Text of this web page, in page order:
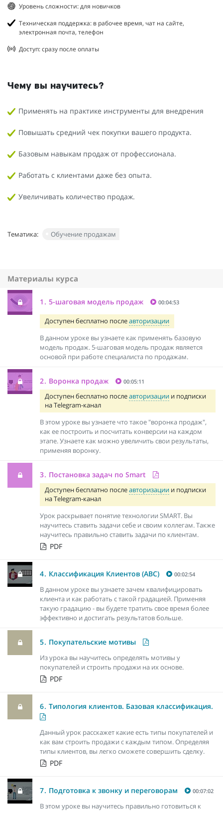
Уровень сложности: для новичков
Техническая поддержка: в рабочее время, чат на сайте,
электронная почта, телефон
Доступ: сразу после оплаты
Чему вы научитесь?
Применять на практике инструменты для внедрения
Повышать средний чек покупки вашего продукта.
Базовым навыкам продаж от профессионала.
Работать с клиентами даже без опыта.
Увеличивать количество продаж.
Тематика: Обучение продажам
Материалы курса
1. 5-шаговая модель продаж 00:04:53
Доступен бесплатно послеавторизации
В данном уроке вы узнаете как применять базовую
модель продаж. 5-шаговая модель продаж является
основой при работе специалиста по продажам.
2. Воронка продаж 00:05:11
Доступен бесплатно послеавторизации и подписки
на Telegram-канал
В этом уроке вы узнаете что такое "воронка продаж",
как ее построить и посчитать конверсии на каждом
этапе. Узнаете как можно увеличить свои результаты,
применяя воронку.
3. Постановка задач по Smart
Доступен бесплатно послеавторизации и подписки
на Telegram-канал
Урок раскрывает понятие технологии SMART. Вы
научитесь ставить задачи себе и своим коллегам. Также
научитесь правильно ставить задачи по клиентам.
PDF
4. Классификация Клиентов (АВС) 00:02:54
В данном уроке вы узнаете зачем квалифицировать
клиента и как работать с такой градацией. Применяя
такую градацию - вы будете тратить свое время более
эффективно и достигать результатов больше.
5. Покупательские мотивы
Из урока вы научитесь определять мотивы у
покупателей и строить продажи на их основе.
PDF
6. Типология клиентов. Базовая классификация.
Данный урок расскажет какие есть типы покупателей и
как вам строить продажи с каждым типом. Определяя
типы клиентов, вы легко сможете совершить сделку.
PDF
7. Подготовка к звонку и переговорам 00:07:02
В этом уроке вы научитесь правильно готовиться к